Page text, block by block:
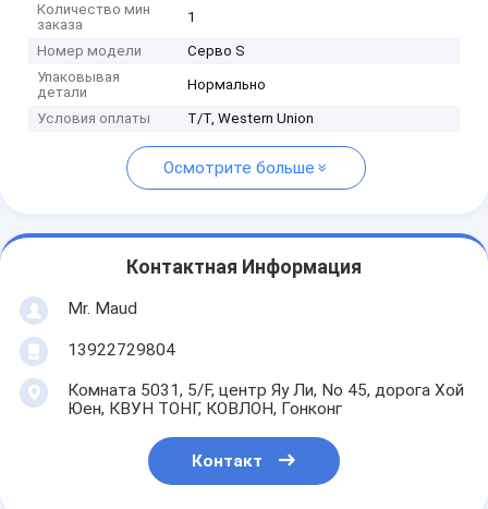
Количество мин
заказа
1
Номер модели
Серво S
Упаковывая
детали
Нормально
Условия оплаты T/T, Western Union
Осмотрите больше
Контактная Информация
Mr. Maud
13922729804
Комната 5031, 5/F, центр Яу Ли, No 45, дорога Хой
Юен, КВУН ТОНГ, КОВЛОН, Гонконг
Контакт